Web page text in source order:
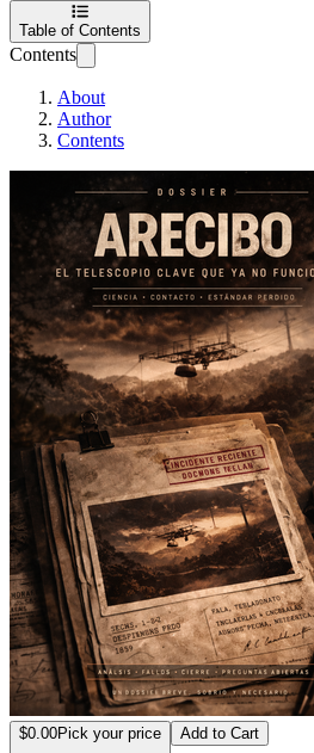
Table of Contents
Contents
About
Author
Contents
$0.00Pick your price Add to Cart